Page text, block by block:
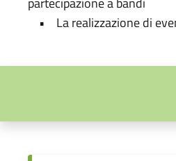
• La realizzazione di